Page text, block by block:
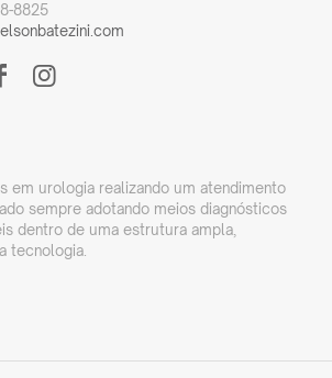
8825
em urologia realizando um atendimento
sempre adotando meios diagnósticos
dentro de uma estrutura ampla,
tecnologia.